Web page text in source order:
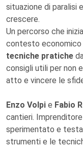
situazione di paralisi
crescere.
Un percorso che
contesto economico
tecniche pratiche
consigli utili per non
atto e vincere le
Enzo Volpi e Fabio
cantieri.
sperimentato e
strumenti e le